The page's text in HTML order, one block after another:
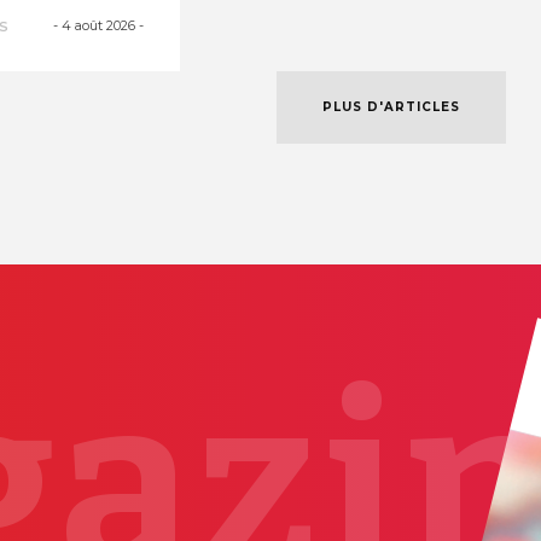
-4 août 2026 -
PLUS D'ARTICLES